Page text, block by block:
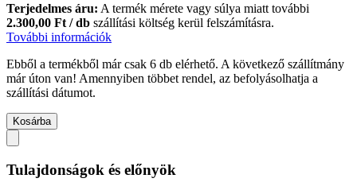
Terjedelmes áru: A termék mérete vagy súlya miatt további
2.300,00 Ft / db szállítási költség kerül felszámításra.
További információk
Ebből a termékből már csak 6 db elérhető. A következő szállítmány
már úton van! Amennyiben többet rendel, az befolyásolhatja a
szállítási dátumot.
Kosárba
Tulajdonságok és előnyök